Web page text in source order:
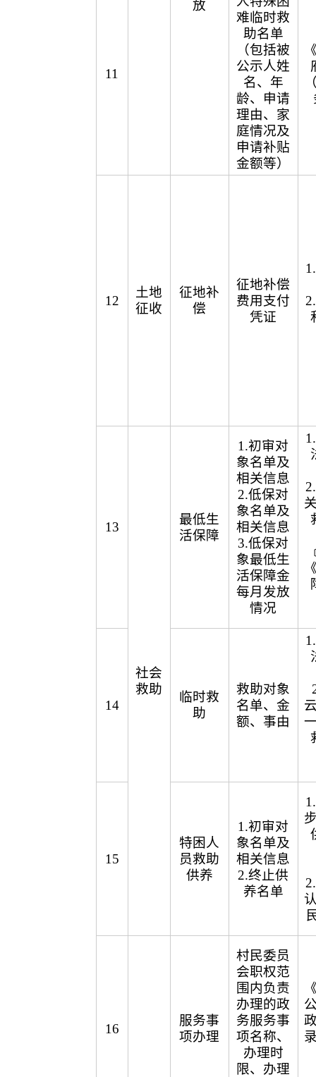
放
11
难临时救
助名单
（包括被
公示人姓
名、年
龄、申请
理由、家
庭情况及
申请补贴
金额等）
12
土地
征收
征地补
偿
征地补偿
费用支付
凭证
13
社会
救助
最低生
活保障
1.初审对
象名单及
相关信息
2.低保对
象名单及
相关信息
3.低保对
象最低生
活保障金
每月发放
情况
14
临时救
助
救助对象
名单、金
额、事由
15
特困人
员救助
供养
1.初审对
象名单及
相关信息
2.终止供
养名单
16
服务事
项办理
村民委员
会职权范
围内负责
办理的政
务服务事
项名称、
办理时
限、办理